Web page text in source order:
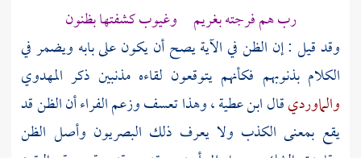
رب هم فرجته بغريم وغيوب كشفتها بظنون
وقد قيل : إن الظن في الآية يصح أن يكون على بابه ويضمر في
الكلام بذنوبهم فكأنهم يتوقعون لقاءه مذنبين ذكر المهدوي
والماورديقالابن عطية، وهذا تعسف وزعمالفراءأن الظن قد
يقع بمعنى الكذب ولا يعرف ذلك البصريون وأصل الظن